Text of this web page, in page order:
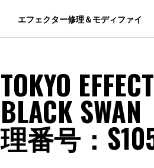
エフェクター修理＆モディファイ
TOKYO
BLACK
理番号：